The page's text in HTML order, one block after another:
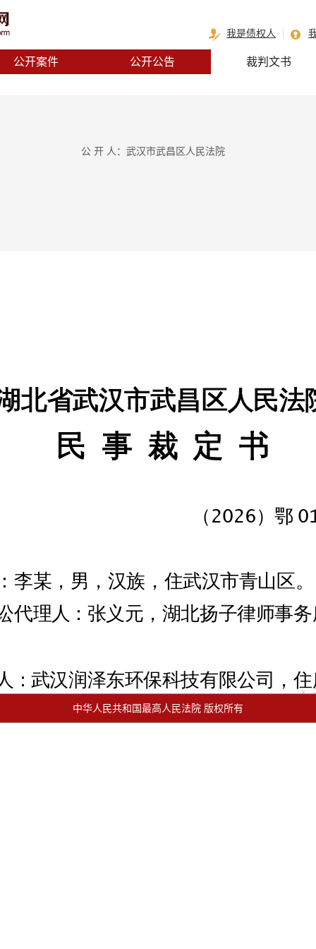
我是债权人
公开案件 公开公告 裁判文书
公 开 人：武汉市武昌区人民法院
中华人民共和国最高人民法院 版权所有